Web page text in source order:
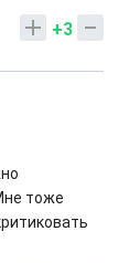
+3
тоже